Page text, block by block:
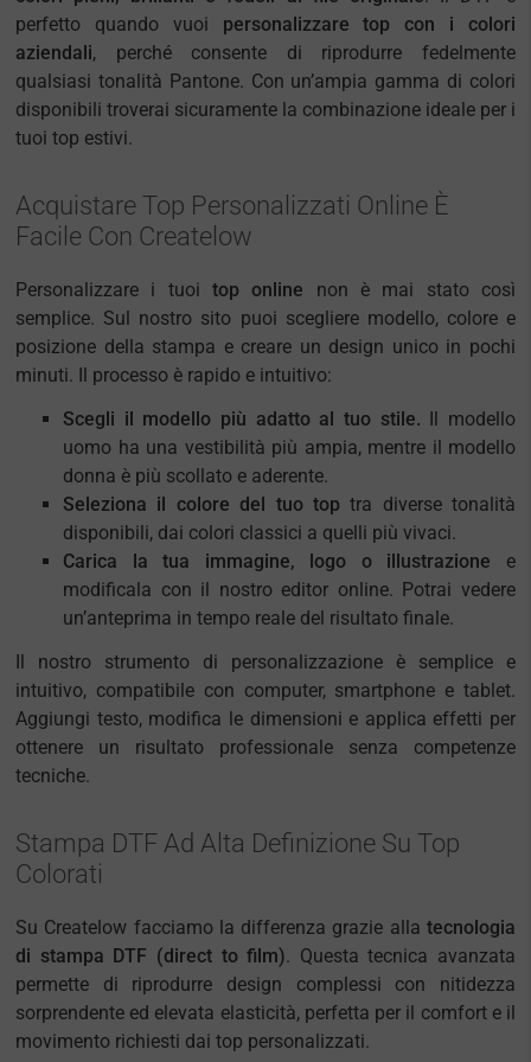
perfetto quando vuoi personalizzare top con i colori
aziendali, perché consente di riprodurre fedelmente
qualsiasi tonalità Pantone. Con un’ampia gamma di colori
disponibili troverai sicuramente la combinazione ideale per i
tuoi top estivi.
Acquistare Top Personalizzati Online È
Facile Con Createlow
Personalizzare i tuoi top online non è mai stato così
semplice. Sul nostro sito puoi scegliere modello, colore e
posizione della stampa e creare un design unico in pochi
minuti. Il processo è rapido e intuitivo:
Scegli il modello più adatto al tuo stile. Il modello
uomo ha una vestibilità più ampia, mentre il modello
donna è più scollato e aderente.
Seleziona il colore del tuo top tra diverse tonalità
disponibili, dai colori classici a quelli più vivaci.
Carica la tua immagine, logo o illustrazione e
modificala con il nostro editor online. Potrai vedere
un’anteprima in tempo reale del risultato finale.
Il nostro strumento di personalizzazione è semplice e
intuitivo, compatibile con computer, smartphone e tablet.
Aggiungi testo, modifica le dimensioni e applica effetti per
ottenere un risultato professionale senza competenze
tecniche.
Stampa DTF Ad Alta Definizione Su Top
Colorati
Su Createlow facciamo la differenza grazie alla tecnologia
di stampa DTF (direct to film). Questa tecnica avanzata
permette di riprodurre design complessi con nitidezza
sorprendente ed elevata elasticità, perfetta per il comfort e il
movimento richiesti dai top personalizzati.